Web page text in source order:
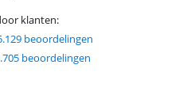
klanten:
beoordelingen
beoordelingen